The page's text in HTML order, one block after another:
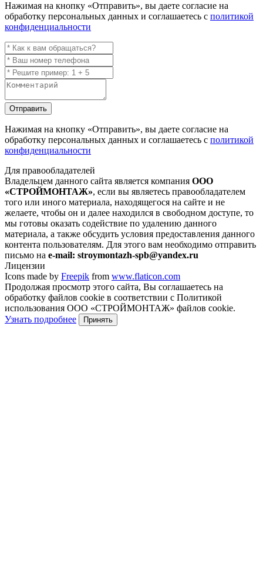
Нажимая на кнопку «Отправить», вы даете согласие на
обработку персональных данных и соглашаетесь с политикой
конфиденциальности
Отправить
Нажимая на кнопку «Отправить», вы даете согласие на
обработку персональных данных и соглашаетесь с политикой
конфиденциальности
Для правообладателей
Владельцем данного сайта является компания ООО
«СТРОЙМОНТАЖ», если вы являетесь правообладателем
того или иного материала, находящегося на сайте и не
желаете, чтобы он и далее находился в свободном доступе, то
мы готовы оказать содействие по удалению данного
материала, а также обсудить условия предоставления данного
контента пользователям. Для этого вам необходимо отправить
письмо на e-mail: stroymontazh-spb@yandex.ru
Лицензии
Icons made by Freepik from www.flaticon.com
Продолжая просмотр этого сайта, Вы соглашаетесь на
обработку файлов cookie в соответствии с Политикой
использования ООО «СТРОЙМОНТАЖ» файлов cookie.
Узнать подробнее
Принять